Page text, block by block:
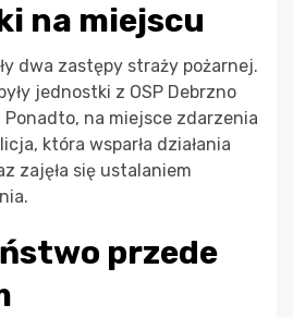
na miejscu
dwa zastępy straży pożarnej.
jednostki z OSP Debrzno
Ponadto, na miejsce zdarzenia
która wsparła działania
zajęła się ustalaniem
przede